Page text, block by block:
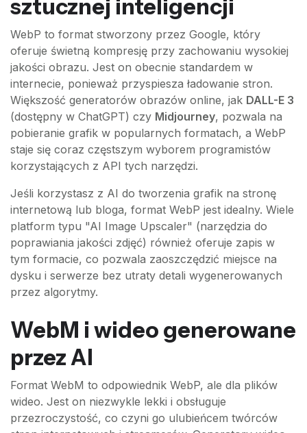
sztucznej inteligencji
WebP to format stworzony przez Google, który
oferuje świetną kompresję przy zachowaniu wysokiej
jakości obrazu. Jest on obecnie standardem w
internecie, ponieważ przyspiesza ładowanie stron.
Większość generatorów obrazów online, jak DALL-E 3
(dostępny w ChatGPT) czy Midjourney, pozwala na
pobieranie grafik w popularnych formatach, a WebP
staje się coraz częstszym wyborem programistów
korzystających z API tych narzędzi.
Jeśli korzystasz z AI do tworzenia grafik na stronę
internetową lub bloga, format WebP jest idealny. Wiele
platform typu "AI Image Upscaler" (narzędzia do
poprawiania jakości zdjęć) również oferuje zapis w
tym formacie, co pozwala zaoszczędzić miejsce na
dysku i serwerze bez utraty detali wygenerowanych
przez algorytmy.
WebM i wideo generowane
przez AI
Format WebM to odpowiednik WebP, ale dla plików
wideo. Jest on niezwykle lekki i obsługuje
przezroczystość, co czyni go ulubieńcem twórców